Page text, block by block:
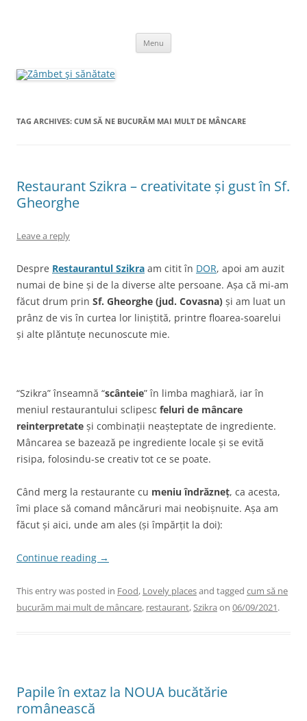
Menu
TAG ARCHIVES: CUM SĂ NE BUCURĂM MAI MULT DE MÂNCARE
Restaurant Szikra – creativitate și gust în Sf.
Gheorghe
Leave a reply
Despre Restaurantul Szikra am citit în DOR, apoi am auzit
numai de bine și de la diverse alte persoane. Așa că mi-am
făcut drum prin Sf. Gheorghe (jud. Covasna) și am luat un
prânz de vis în curtea lor liniștită, printre floarea-soarelui
și alte plăntuțe necunoscute mie.
“Szikra” înseamnă “scânteie” în limba maghiară, iar în
meniul restaurantului sclipesc feluri de mâncare
reinterpretate și combinații neașteptate de ingrediente.
Mâncarea se bazează pe ingrediente locale și se evită
risipa, folosindu-se creativ tot ce se poate.
Când merg la restaurante cu meniu îndrăzneț, ca acesta,
îmi place să comand mâncăruri mai neobișnuite. Așa am
făcut și aici, unde am ales (și împărțit la doi):
Continue reading →
This entry was posted in Food, Lovely placesand tagged cum să ne
bucurăm mai mult de mâncare, restaurant,Szikra on 06/09/2021.
Papile în extaz la NOUA bucătărie
românească